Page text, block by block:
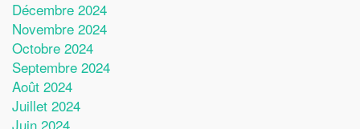
Décembre 2024
Novembre 2024
Octobre 2024
Septembre 2024
Août 2024
Juillet 2024
Juin 2024